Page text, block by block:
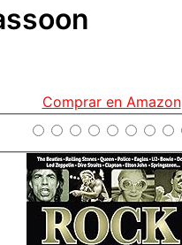
Comprar en Amazon